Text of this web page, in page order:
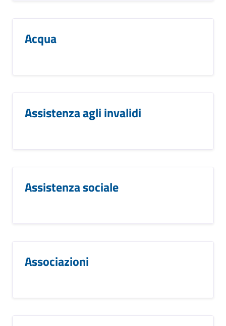
Acqua
Assistenza agli invalidi
Assistenza sociale
Associazioni